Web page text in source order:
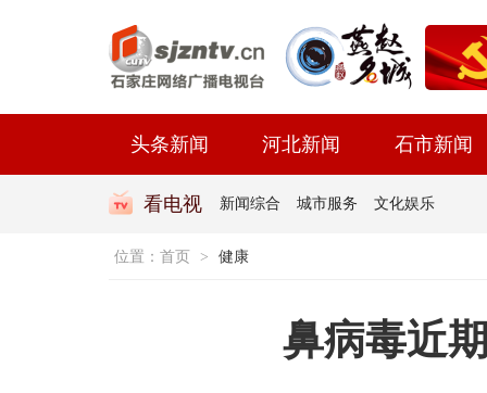
头条新闻 河北新闻 石市新闻
看电视 新闻综合 城市服务 文化娱乐
位置： 首页 > 健康
鼻病毒近